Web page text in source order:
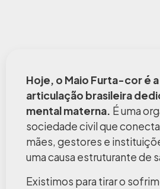
Hoje, o Maio Furta-cor é
articulação brasileira
mental materna. É uma
sociedade civil que
mães, gestores e
uma causa estruturante de
Existimos para tirar o